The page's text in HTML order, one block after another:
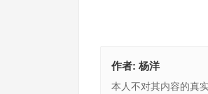
作者: 杨洋
本人不对其内容的真